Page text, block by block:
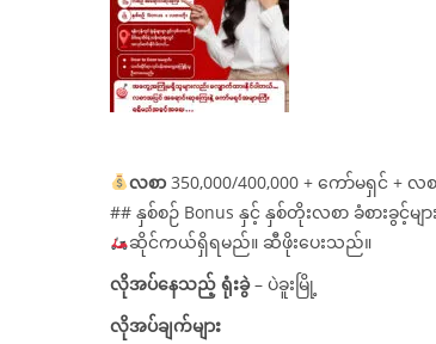
လစာ350,000/400,000 + ကော်မရှင် + လ
## နှစ်စဉ် Bonus နှင့် နှစ်တိုးလစာ ခံစားခွင့်မျာ
ဆိုင်ကယ်ရှိရမည်။ ဆီဖိုးပေးသည်။
လိုအပ်နေသည့် ရုံးခွဲ– ပဲခူးမြို့
လိုအပ်ချက်များ